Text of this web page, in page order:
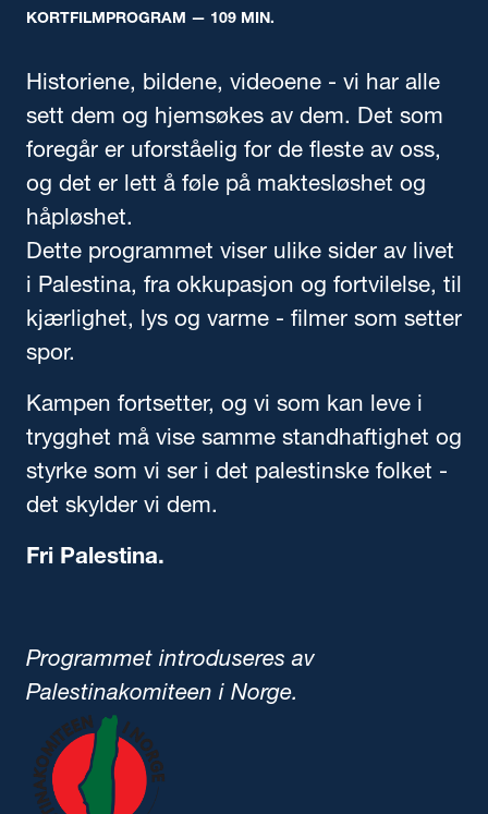
KORTFILMPROGRAM — 109 MIN.
Historiene, bildene, videoene - vi har alle
sett dem og hjemsøkes av dem. Det som
foregår er uforståelig for de fleste av oss,
og det er lett å føle på maktesløshet og
håpløshet.
Dette programmet viser ulike sider av livet
i Palestina, fra okkupasjon og fortvilelse, til
kjærlighet, lys og varme - filmer som setter
spor.
Kampen fortsetter, og vi som kan leve i
trygghet må vise samme standhaftighet og
styrke som vi ser i det palestinske folket -
det skylder vi dem.
Fri Palestina.
Programmet introduseres av
Palestinakomiteen i Norge.